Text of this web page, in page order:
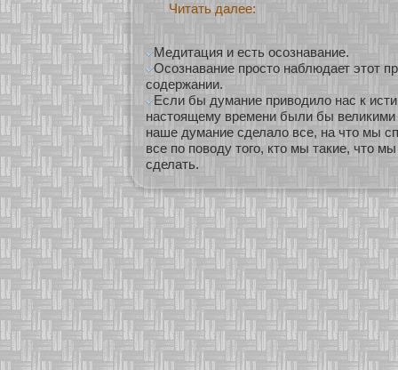
Читать далее:
Медитация и есть осознавание.
Осознавание просто наблюдает этот
содержании.
Если бы думание приводило нас к
настоящему времени были бы
наше думание сделало все, на что мы
все по поводу того, кто мы такие, что
сделать.